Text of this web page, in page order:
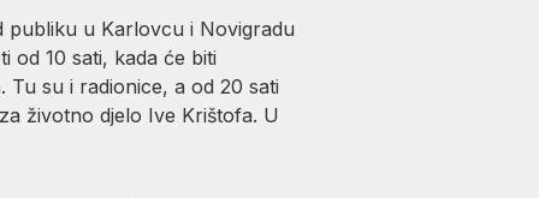
publiku u Karlovcu i Novigradu
od 10 sati, kada će biti
Tu su i radionice, a od 20 sati
životno djelo Ive Krištofa. U